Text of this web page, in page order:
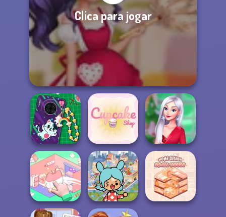
Clica para jogar
DIY Phone Case
Shop
Cupcake Shop
My Christmas
Party Prep